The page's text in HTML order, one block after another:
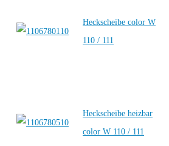
Heckscheibe color W
110 / 111
Heckscheibe heizbar
color W 110 / 111